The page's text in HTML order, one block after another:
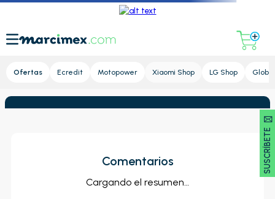
Ofertas Ecredit Motopower Xiaomi Shop LG Shop Global
SUSCRÍBETE 🖂
Comentarios
Cargando el resumen…